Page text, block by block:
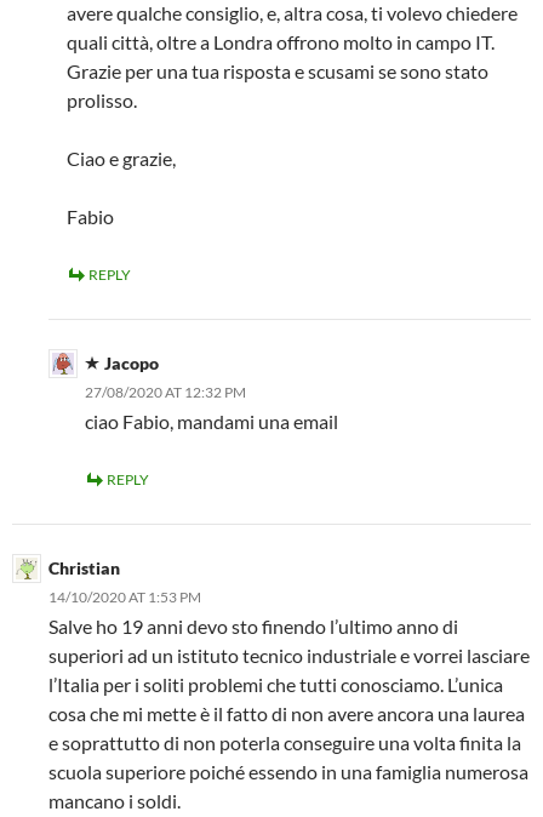
avere qualche consiglio, e, altra cosa, ti volevo chiedere
quali città, oltre a Londra offrono molto in campo IT.
Grazie per una tua risposta e scusami se sono stato
prolisso.
Ciao e grazie,
Fabio
REPLY
Jacopo
27/08/2020 AT 12:32 PM
ciao Fabio, mandami una email
REPLY
Christian
14/10/2020 AT 1:53 PM
Salve ho 19 anni devo sto finendo l’ultimo anno di
superiori ad un istituto tecnico industriale e vorrei lasciare
l’Italia per i soliti problemi che tutti conosciamo. L’unica
cosa che mi mette è il fatto di non avere ancora una laurea
e soprattutto di non poterla conseguire una volta finita la
scuola superiore poiché essendo in una famiglia numerosa
mancano i soldi.